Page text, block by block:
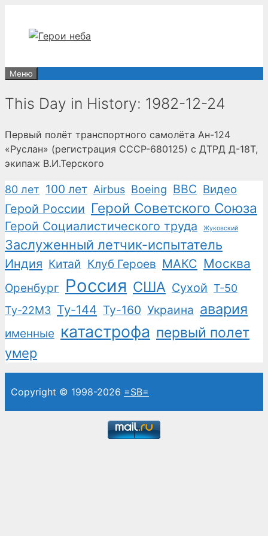
содержимому
Меню
This Day in History: 1982-12-24
Первый полёт транспортного самолёта Ан-124
«Руслан» (регистрация СССР-680125) с ДТРД Д-18Т,
экипаж В.И.Терского
80 лет 100 лет Airbus Boeing ВВС Видео
Герой России Герой Советского Союза
Герой Социалистического труда Жуковский
Заслуженный летчик-испытатель
Индия Китай Клуб Героев МАКС Москва
Оренбург Россия США Сухой Т-50
Ту-22М3 Ту-144 Ту-160 Украина авария
именные катастрофа первый полет
умер
Copyright © 1998-2026 =SB=